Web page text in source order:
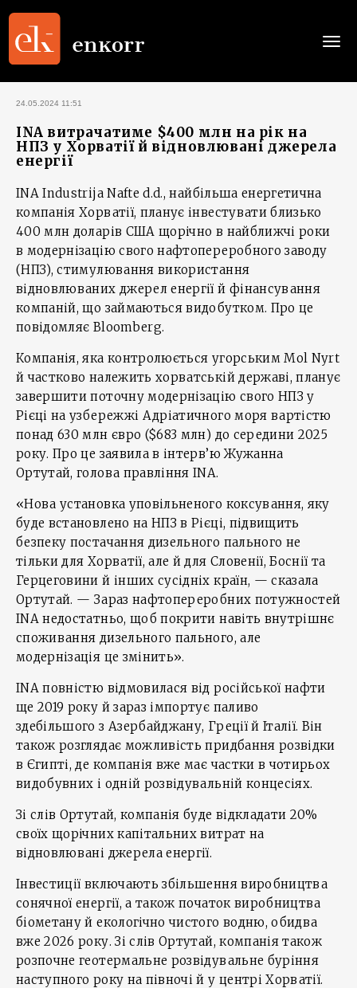
24.05.2024 11:51
INA витрачатиме $400 млн на рік на
НПЗ у Хорватії й відновлювані джерела
енергії
INA Industrija Nafte d.d., найбільша енергетична
компанія Хорватії, планує інвестувати близько
400 млн доларів США щорічно в найближчі роки
в модернізацію свого нафтопереробного заводу
(НПЗ), стимулювання використання
відновлюваних джерел енергії й фінансування
компаній, що займаються видобутком. Про це
повідомляє Bloomberg.
Компанія, яка контролюється угорським Mol Nyrt
й частково належить хорватській державі, планує
завершити поточну модернізацію свого НПЗ у
Рієці на узбережжі Адріатичного моря вартістю
понад 630 млн євро ($683 млн) до середини 2025
року. Про це заявила в інтерв’ю Жужанна
Ортутай, голова правління INA.
«Нова установка уповільненого коксування, яку
буде встановлено на НПЗ в Рієці, підвищить
безпеку постачання дизельного пального не
тільки для Хорватії, але й для Словенії, Боснії та
Герцеговини й інших сусідніх країн, — сказала
Ортутай. — Зараз нафтопереробних потужностей
INA недостатньо, щоб покрити навіть внутрішнє
споживання дизельного пального, але
модернізація це змінить».
INA повністю відмовилася від російської нафти
ще 2019 року й зараз імпортує паливо
здебільшого з Азербайджану, Греції й Італії. Він
також розглядає можливість придбання розвідки
в Єгипті, де компанія вже має частки в чотирьох
видобувних і одній розвідувальній концесіях.
Зі слів Ортутай, компанія буде відкладати 20%
своїх щорічних капітальних витрат на
відновлювані джерела енергії.
Інвестиції включають збільшення виробництва
сонячної енергії, а також початок виробництва
біометану й екологічно чистого водню, обидва
вже 2026 року. Зі слів Ортутай, компанія також
розпочне геотермальне розвідувальне буріння
наступного року на півночі й у центрі Хорватії.